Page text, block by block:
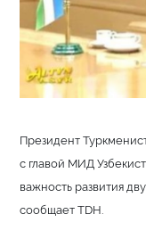
Президент
с главой МИД
важность развития
сообщает TDH.